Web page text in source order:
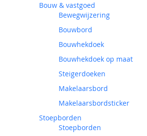
Bouw & vastgoed
Bewegwijzering
Bouwbord
Bouwhekdoek
Bouwhekdoek op maat
Steigerdoeken
Makelaarsbord
Makelaarsbordsticker
Stoepborden
Stoepborden